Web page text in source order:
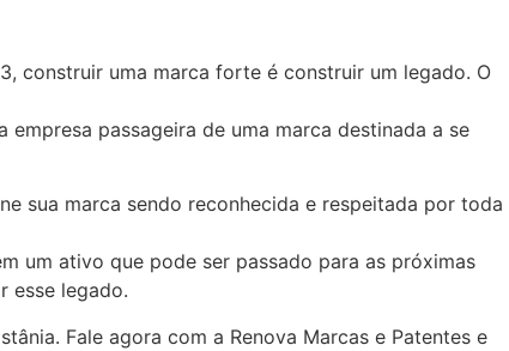
construir uma marca forte é construir um legado. O
passageira de uma marca destinada a se
sua marca sendo reconhecida e respeitada por toda
um ativo que pode ser passado para as próximas
esse legado.
Fale agora com a Renova Marcas e Patentes e